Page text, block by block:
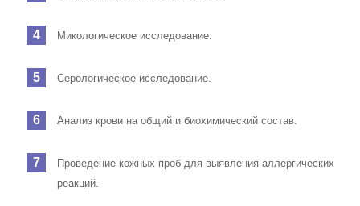
Микологическое исследование.
Серологическое исследование.
Анализ крови на общий и биохимический состав.
Проведение кожных проб для выявления аллергических
реакций.